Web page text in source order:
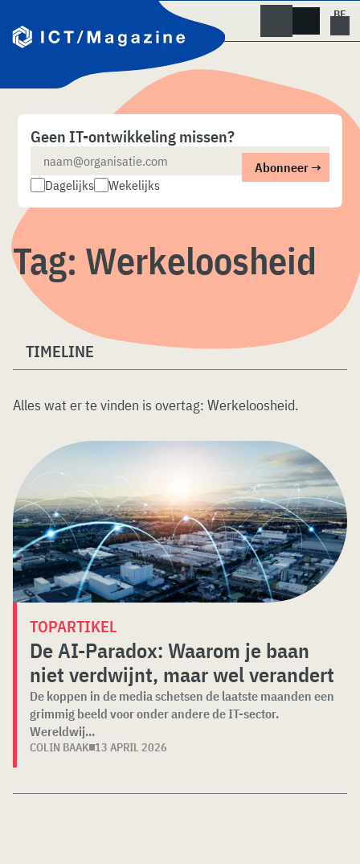
naar
content
Geen IT-ontwikkeling missen?
Dagelijks Wekelijks
Tag: Werkeloosheid
TIMELINE
Alles wat er te vinden is overtag: Werkeloosheid.
TOPARTIKEL
De AI-Paradox: Waarom je baan
niet verdwijnt, maar wel verandert
De koppen in de media schetsen de laatste maanden een
grimmig beeld voor onder andere de IT-sector.
Wereldwij...
COLIN BAAK 13 APRIL 2026